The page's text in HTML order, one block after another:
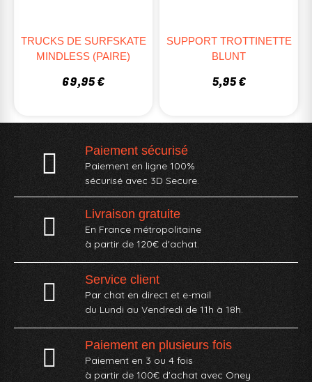
TRUCKS DE SURFSKATE
MINDLESS (PAIRE)
69,95 €
SUPPORT TROTTINETTE
BLUNT
5,95 €
Paiement sécurisé
Paiement en ligne 100%
sécurisé avec 3D Secure.
Livraison gratuite
En France métropolitaine
à partir de 120€ d'achat.
Service client
Par chat en direct et e-mail
du Lundi au Vendredi de 11h à 18h.
Paiement en plusieurs fois
Paiement en 3 ou 4 fois
à partir de 100€ d'achat avec Oney​